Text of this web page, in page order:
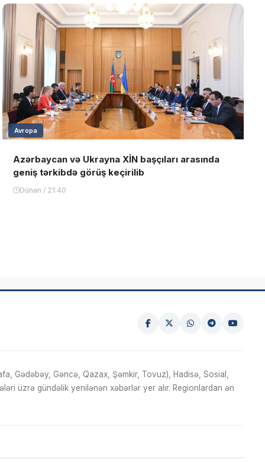
Avropa
Azərbaycan və Ukrayna XİN başçıları arasında
geniş tərkibdə görüş keçirilib
Dünən / 21:40
Gədəbəy, Gəncə, Qazax, Şəmkir, Tovuz), Hadisə, Sosial,
üzrə gündəlik yenilənən xəbərlər yer alır. Regionlardan ən